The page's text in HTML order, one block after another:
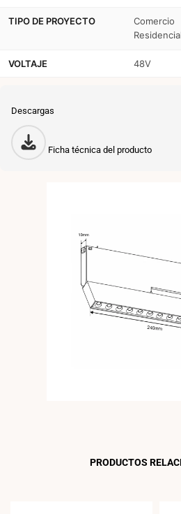
TIPO DE PROYECTO
Comercio
Residencial
VOLTAJE 48V
Descargas
Ficha técnica del producto
PRODUCTOS